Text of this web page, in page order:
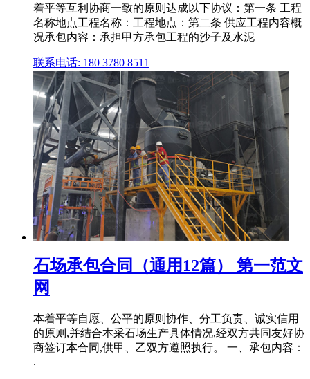
着平等互利协商一致的原则达成以下协议：第一条 工程
名称地点工程名称：工程地点：第二条 供应工程内容概
况承包内容：承担甲方承包工程的沙子及水泥
联系电话: 180 3780 8511
石场承包合同（通用12篇） 第一范文
网
本着平等自愿、公平的原则协作、分工负责、诚实信用
的原则,并结合本采石场生产具体情况,经双方共同友好协
商签订本合同,供甲、乙双方遵照执行。 一、承包内容：
.